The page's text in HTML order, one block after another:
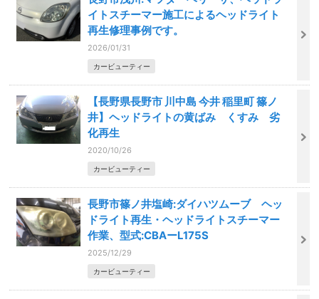
イトスチーマー施工によるヘッドライト
再生修理事例です。
2026/01/31
カービューティー
【長野県長野市 川中島 今井 稲里町 篠ノ
井】ヘッドライトの黄ばみ くすみ 劣
化再生
2020/10/26
カービューティー
長野市篠ノ井塩崎:ダイハツムーブ ヘッ
ドライト再生・ヘッドライトスチーマー
作業、型式:CBAーL175S
2025/12/29
カービューティー